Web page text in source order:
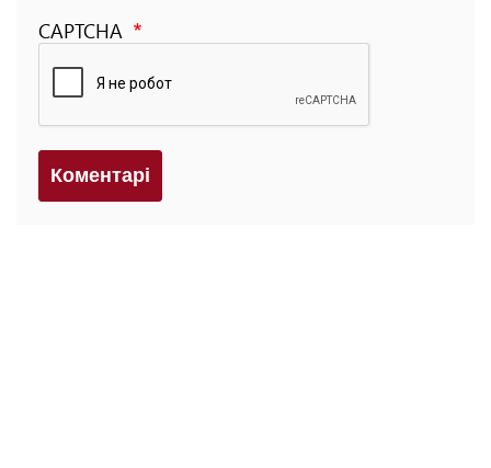
CAPTCHA
Коментарi